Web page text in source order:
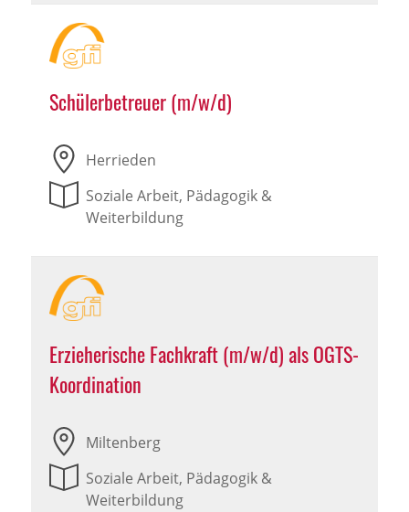
Schülerbetreuer (m/w/d)
Herrieden
Soziale Arbeit, Pädagogik &
Weiterbildung
Erzieherische Fachkraft (m/w/d) als OGTS-
Koordination
Miltenberg
Soziale Arbeit, Pädagogik &
Weiterbildung